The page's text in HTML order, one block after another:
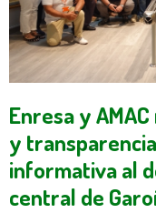
Enresa y
y
informativa al
central de